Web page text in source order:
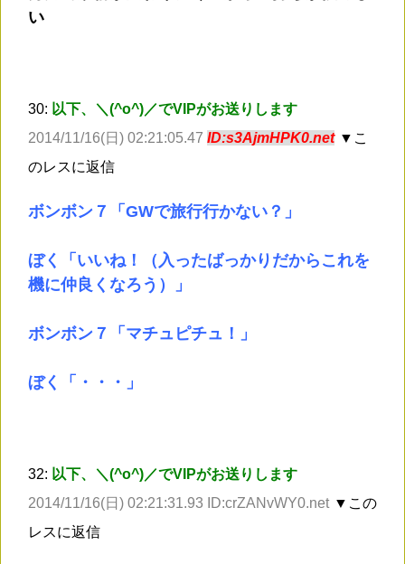
い
30: 以下、＼(^o^)／でVIPがお送りします
2014/11/16(日) 02:21:05.47 ID:s3AjmHPK0.net ▼こ
のレスに返信
ボンボン７「GWで旅行行かない？」
ぼく「いいね！（入ったばっかりだからこれを
機に仲良くなろう）」
ボンボン７「マチュピチュ！」
ぼく「・・・」
32: 以下、＼(^o^)／でVIPがお送りします
2014/11/16(日) 02:21:31.93 ID:crZANvWY0.net ▼この
レスに返信